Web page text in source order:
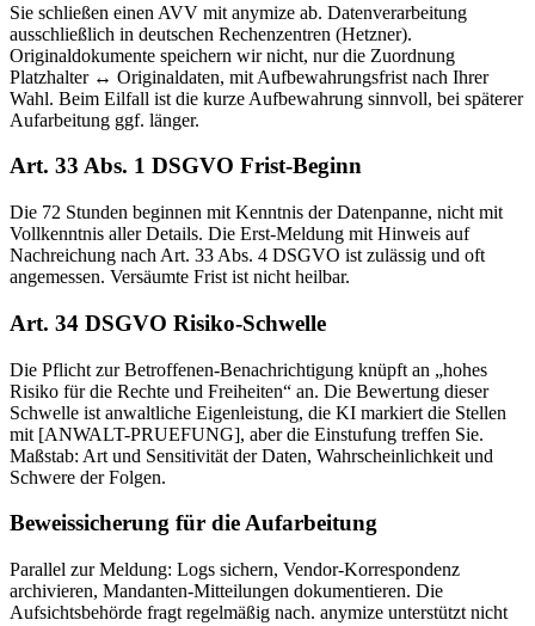
Sie schließen einen AVV mit anymize ab. Datenverarbeitung
ausschließlich in deutschen Rechenzentren (Hetzner).
Originaldokumente speichern wir nicht, nur die Zuordnung
Platzhalter ↔ Originaldaten, mit Aufbewahrungsfrist nach Ihrer
Wahl. Beim Eilfall ist die kurze Aufbewahrung sinnvoll, bei späterer
Aufarbeitung ggf. länger.
Art. 33 Abs. 1 DSGVO Frist-Beginn
Die 72 Stunden beginnen mit Kenntnis der Datenpanne, nicht mit
Vollkenntnis aller Details. Die Erst-Meldung mit Hinweis auf
Nachreichung nach Art. 33 Abs. 4 DSGVO ist zulässig und oft
angemessen. Versäumte Frist ist nicht heilbar.
Art. 34 DSGVO Risiko-Schwelle
Die Pflicht zur Betroffenen-Benachrichtigung knüpft an „hohes
Risiko für die Rechte und Freiheiten“ an. Die Bewertung dieser
Schwelle ist anwaltliche Eigenleistung, die KI markiert die Stellen
mit [ANWALT-PRUEFUNG], aber die Einstufung treffen Sie.
Maßstab: Art und Sensitivität der Daten, Wahrscheinlichkeit und
Schwere der Folgen.
Beweissicherung für die Aufarbeitung
Parallel zur Meldung: Logs sichern, Vendor-Korrespondenz
archivieren, Mandanten-Mitteilungen dokumentieren. Die
Aufsichtsbehörde fragt regelmäßig nach. anymize unterstützt nicht